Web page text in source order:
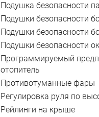
Подушка безопасности
Подушки безопасности
Подушки безопасности
Подушки безопасности
Программируемый
отопитель
Противотуманные фары
Регулировка руля по
Рейлинги на крыше